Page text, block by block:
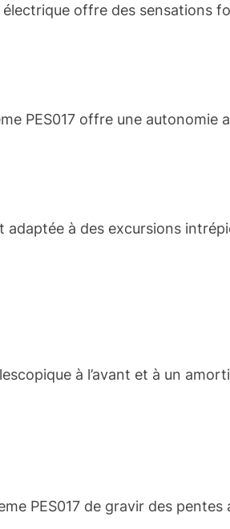
offre des sensations
PES017 offre une autonomie
à des excursions
à l’avant et à un
PES017 de gravir des pentes